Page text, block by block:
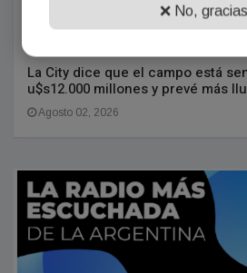
La City dice que el campo está
u$s12.000 millones y prevé más
Agosto 02, 2026
❌ No, gracias